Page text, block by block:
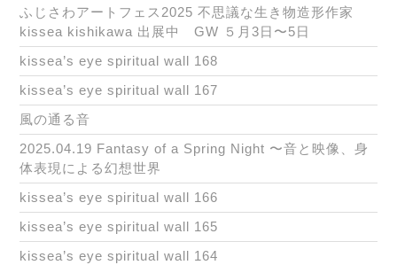
ふじさわアートフェス2025 不思議な生き物造形作家
kissea kishikawa 出展中 GW ５月3日〜5日
kissea’s eye spiritual wall 168
kissea’s eye spiritual wall 167
風の通る音
2025.04.19 Fantasy of a Spring Night 〜音と映像、身
体表現による幻想世界
kissea’s eye spiritual wall 166
kissea’s eye spiritual wall 165
kissea’s eye spiritual wall 164